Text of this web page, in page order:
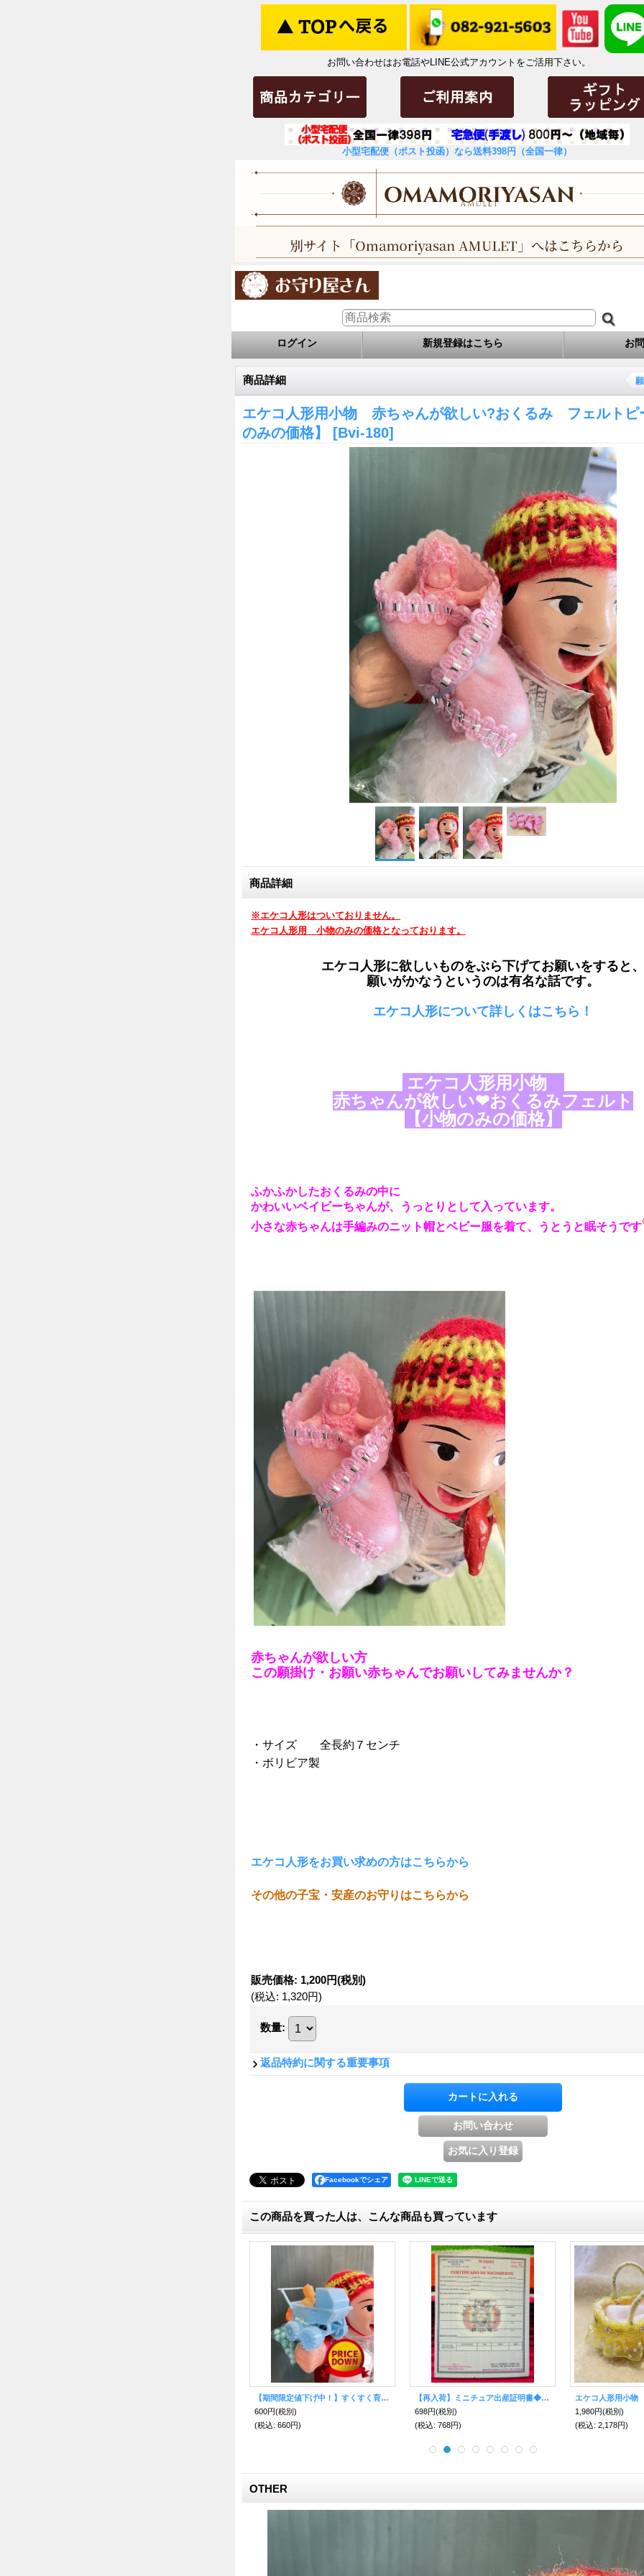
お問い合わせはお電話やLINE公式アカウントをご活用下さい。
小型宅配便（ポスト投函）なら送料398円（全国一律）
ログイン 新規登録はこちら お
商品詳細
エケコ人形用小物 赤ちゃんが欲しい?おくるみ フェルトピ
のみの価格】 [Bvi-180]
商品詳細
※エケコ人形はついておりません。
エケコ人形用 小物のみの価格となっております。
エケコ人形に欲しいものをぶら下げてお願いをすると、
願いがかなうというのは有名な話です。
エケコ人形について詳しくはこちら！
エケコ人形用小物
赤ちゃんが欲しい❤おくるみフェルト
【小物のみの価格】
ふかふかしたおくるみの中に
かわいいベイビーちゃんが、うっとりとして入っています。
小さな赤ちゃんは手編みのニット帽とベビー服を着て、うとうと眠そうです
赤ちゃんが欲しい方
この願掛け・お願い赤ちゃんでお願いしてみませんか？
・サイズ 全長約７センチ
・ボリビア製
エケコ人形をお買い求めの方はこちらから
その他の子宝・安産のお守りはこちらから
販売価格: 1,200円(税別)
(税込: 1,320円)
数量:
返品特約に関する重要事項
Facebookでシェア
この商品を買った人は、こんな商品も買っています
【期間限定値下げ中！】すくすく育て！赤ちゃん ベビーカーB【エケコ人形用・小物のみの価格】
600円(税別)
(税込: 660円)
【再入荷】ミニチュア出産証明書◆エケコ人形小物＜赤ちゃんが欲しい方へ＞
698円(税別)
(税込: 768円)
1,980円(税別)
(税込: 2,178円)
OTHER